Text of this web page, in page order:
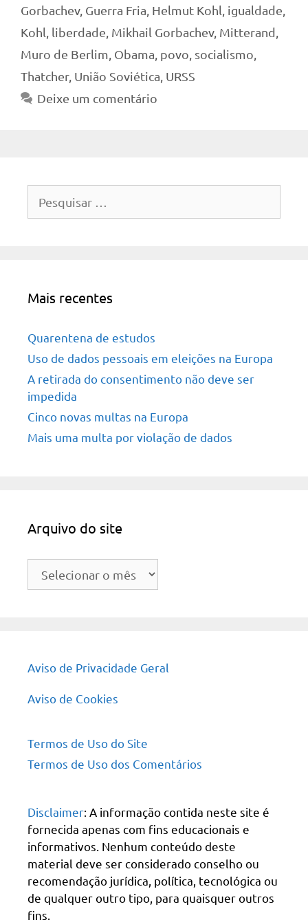
Gorbachev, Guerra Fria Helmut Kohl igualdade
Kohl liberdade Mikhail Gorbachev, Mitterand
Muro de Berlim Obama povo socialismo
Thatcher, União Soviética URSS
Deixe um comentário
por:
Mais recentes
Quarentena de estudos
Uso de dados pessoais em eleições na Europa
A retirada do consentimento não deve ser
impedida
Cinco novas multas na Europa
Mais uma multa por violação de dados
Arquivo do site
Arquivo
Aviso de Privacidade Geral
Aviso de Cookies
Termos de Uso do Site
Termos de Uso dos Comentários
Disclaimer: A informação contida neste site é
fornecida apenas com fins educacionais e
informativos. Nenhum conteúdo deste
material deve ser considerado conselho ou
recomendação jurídica, política, tecnológica ou
de qualquer outro tipo, para quaisquer outros
fins.